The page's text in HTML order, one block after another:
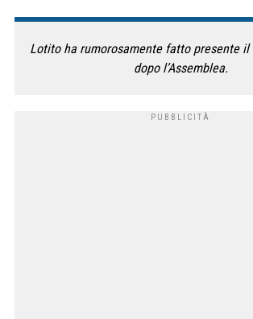
Lotito ha rumorosamente fatto presente il
dopo l’Assemblea.